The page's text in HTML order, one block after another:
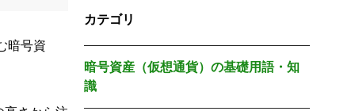
暗号資
カテゴリ
暗号資産（仮想通貨）の基礎用語・知
識